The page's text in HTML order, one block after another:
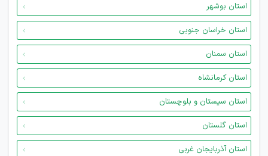
استان بوشهر
استان خراسان جنوبی
استان سمنان
استان کرمانشاه
استان سیستان و بلوچستان
استان گلستان
استان آذربایجان غربی